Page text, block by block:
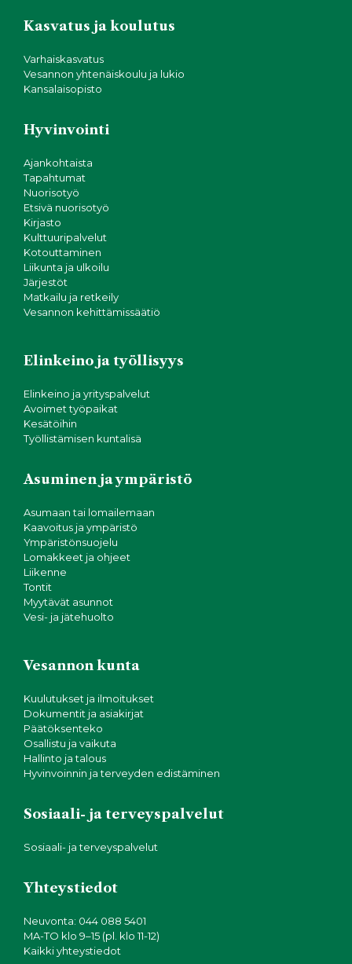
Kasvatus ja koulutus
Varhaiskasvatus
Vesannon yhtenäiskoulu ja lukio
Kansalaisopisto
Hyvinvointi
Ajankohtaista
Tapahtumat
Nuorisotyö
Etsivä nuorisotyö
Kirjasto
Kulttuuripalvelut
Kotouttaminen
Liikunta ja ulkoilu
Järjestöt
Matkailu ja retkeily
Vesannon kehittämissäätiö
Elinkeino ja työllisyys
Elinkeino ja yrityspalvelut
Avoimet työpaikat
Kesätöihin
Työllistämisen kuntalisä
Asuminen ja ympäristö
Asumaan tai lomailemaan
Kaavoitus ja ympäristö
Ympäristönsuojelu
Lomakkeet ja ohjeet
Liikenne
Tontit
Myytävät asunnot
Vesi- ja jätehuolto
Vesannon kunta
Kuulutukset ja ilmoitukset
Dokumentit ja asiakirjat
Päätöksenteko
Osallistu ja vaikuta
Hallinto ja talous
Hyvinvoinnin ja terveyden edistäminen
Sosiaali- ja terveyspalvelut
Sosiaali- ja terveyspalvelut
Yhteystiedot
Neuvonta: 044 088 5401
MA-TO klo 9–15 (pl. klo 11-12)
Kaikki yhteystiedot